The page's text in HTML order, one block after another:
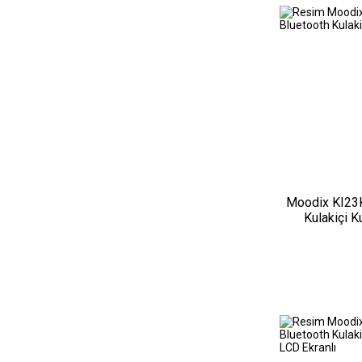
Moodix
Kulakiçi